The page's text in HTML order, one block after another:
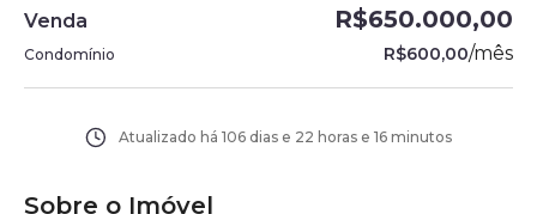
Venda R$650.000,00
Condomínio R$600,00/mês
Atualizado há 106 dias e 22 horas e 16 minutos
Sobre o Imóvel